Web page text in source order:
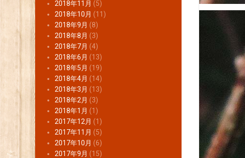
2018年11月 (5)
2018年10月 (11)
2018年9月 (8)
2018年8月 (3)
2018年7月 (4)
2018年6月 (13)
2018年5月 (19)
2018年4月 (14)
2018年3月 (13)
2018年2月 (3)
2018年1月 (1)
2017年12月 (1)
2017年11月 (5)
2017年10月 (6)
2017年9月 (15)